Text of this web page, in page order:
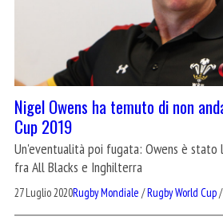
Nigel Owens ha temuto di non
Cup 2019
Un'eventualità poi fugata: Owens è
fra All Blacks e Inghilterra
27 Luglio 2020Rugby Mondiale /Rugby World Cup/